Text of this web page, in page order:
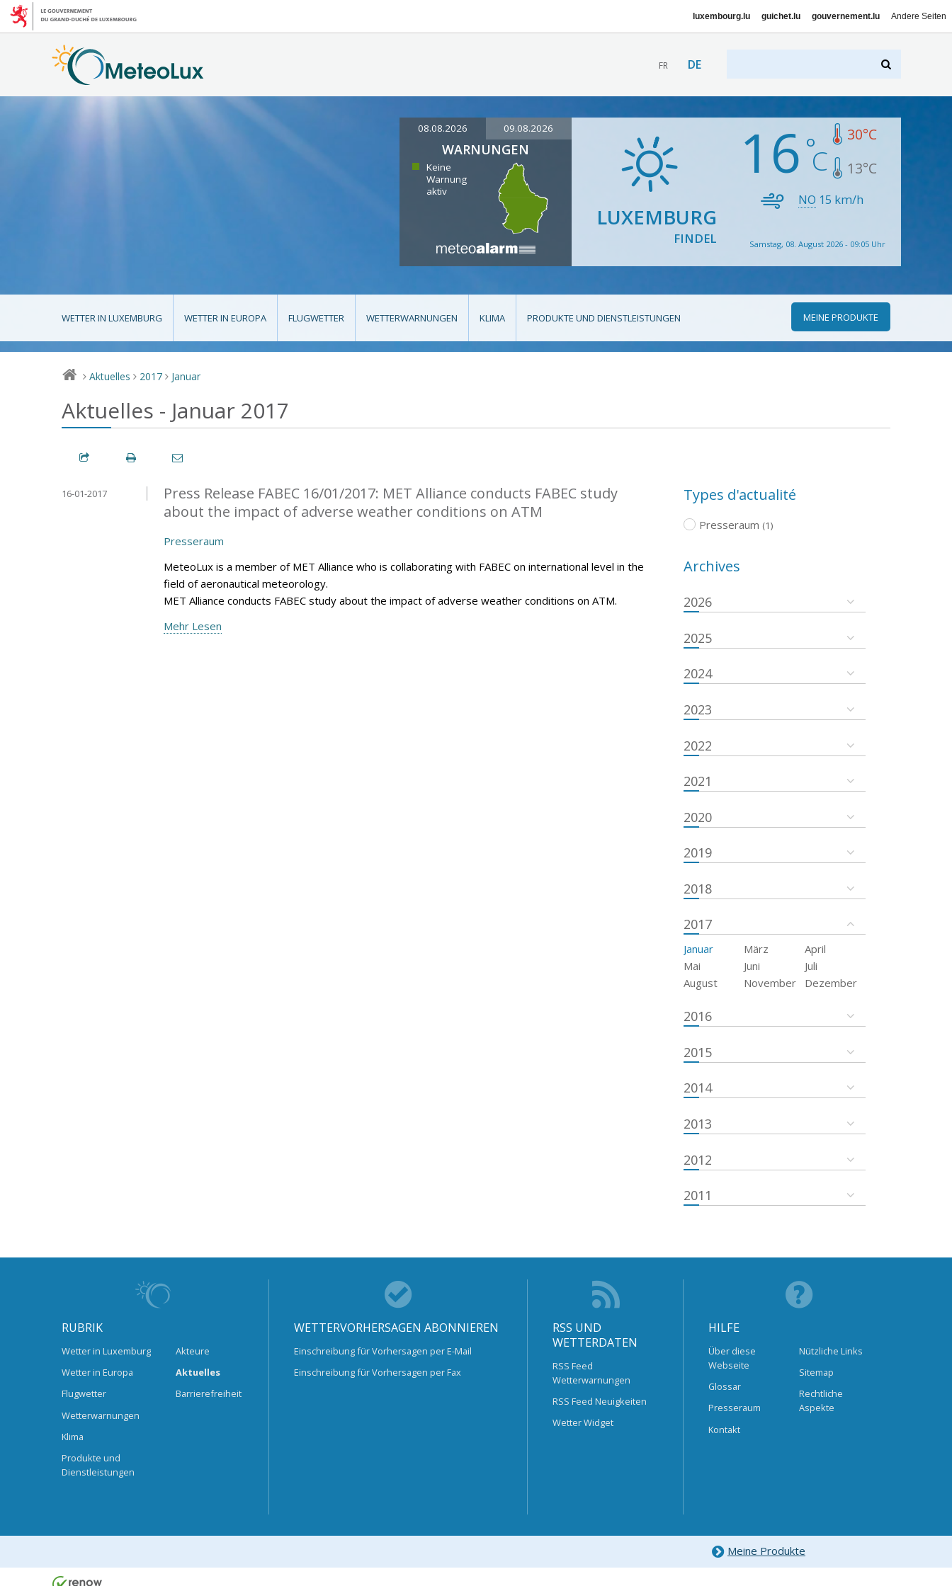
luxembourg.lu guichet.lu gouvernement.lu Andere Seiten
FR DE
08.08.2026 09.08.2026
WARNUNGEN
Keine
Warnung
aktiv
LUXEMBURG
FINDEL
16 30°C
13°C
NO 15 km/h
Samstag, 08. August 2026 - 09:05 Uhr
WETTER IN LUXEMBURG WETTER IN EUROPA FLUGWETTER WETTERWARNUNGEN KLIMA PRODUKTE UND DIENSTLEISTUNGEN MEINE PRODUKTE
> Aktuelles > 2017 > Januar
Aktuelles - Januar 2017
Press Release FABEC 16/01/2017: MET Alliance conducts FABEC study
about the impact of adverse weather conditions on ATM
16-01-2017
Presseraum
MeteoLux is a member of MET Alliance who is collaborating with FABEC on international level in the
field of aeronautical meteorology.
MET Alliance conducts FABEC study about the impact of adverse weather conditions on ATM.
Mehr Lesen
Types d'actualité
Presseraum (1)
Archives
2026
2025
2024
2023
2022
2021
2020
2019
2018
2017
Januar März
April
Mai
Juni
Juli
August
November Dezember
2016
2015
2014
2013
2012
2011
RUBRIK
Wetter in Luxemburg
Wetter in Europa
Flugwetter
Wetterwarnungen
Klima
Produkte und
Dienstleistungen
Akteure
Aktuelles
Barrierefreiheit
WETTERVORHERSAGEN ABONNIEREN
Einschreibung für Vorhersagen per E-Mail
Einschreibung für Vorhersagen per Fax
RSS UND
WETTERDATEN
RSS Feed
Wetterwarnungen
RSS Feed Neuigkeiten
Wetter Widget
HILFE
Über diese
Webseite
Glossar
Presseraum
Kontakt
Nützliche Links
Sitemap
Rechtliche
Aspekte
Meine Produkte